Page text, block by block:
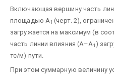
Включающая вершину часть
площадью A1 (черт. 2),
загружается на максимум (в
часть линии влияния (А–А1 )
тс/м) пути.
При этом суммарную величину